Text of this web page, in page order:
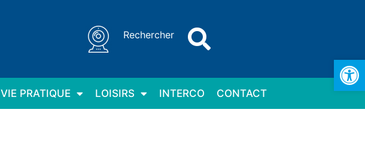
Rechercher
VIE PRATIQUE LOISIRS INTERCO CONTACT